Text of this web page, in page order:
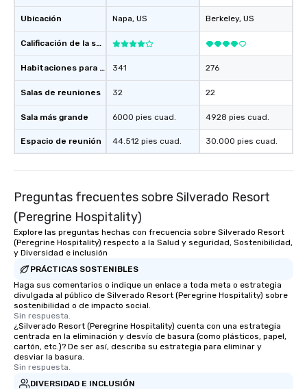
Ubicación
Calificación de la sede
Habitaciones para huéspedes
Salas de reuniones
Sala más grande
Espacio de reunión
Napa, US
341
32
6000 pies cuad.
44.512 pies cuad.
Berkeley, US
276
22
4928 pies cuad.
30.000 pies cuad.
Preguntas frecuentes sobre Silverado Resort
(Peregrine Hospitality)
Explore las preguntas hechas con frecuencia sobre Silverado Resort
(Peregrine Hospitality) respecto a la Salud y seguridad, Sostenibilidad,
y Diversidad e inclusión
PRÁCTICAS SOSTENIBLES
Haga sus comentarios o indique un enlace a toda meta o estrategia
divulgada al público de Silverado Resort (Peregrine Hospitality) sobre
sostenibilidad o de impacto social.
Sin respuesta.
¿Silverado Resort (Peregrine Hospitality) cuenta con una estrategia
centrada en la eliminación y desvío de basura (como plásticos, papel,
cartón, etc.)? De ser así, describa su estrategia para eliminar y
desviar la basura.
Sin respuesta.
DIVERSIDAD E INCLUSIÓN